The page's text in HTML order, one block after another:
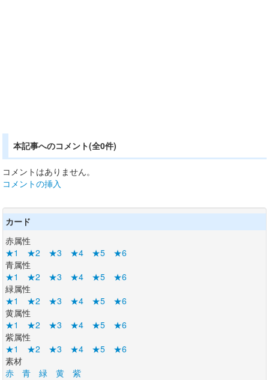
本記事へのコメント(全0件)
コメントはありません。
コメントの挿入
カード
赤属性
★1
★2 ★3 ★4 ★5
★6
青属性
★1
★2 ★3 ★4 ★5
★6
緑属性
★1
★2 ★3 ★4 ★5
★6
黄属性
★1
★2 ★3 ★4 ★5
★6
紫属性
★1
★2 ★3 ★4 ★5
★6
素材
赤
青 緑 黄
紫